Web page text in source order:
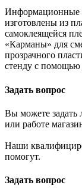
Информационные
изготовлены из
самоклеящейся
«Карманы» для
прозрачного
стенду с помощью
Задать вопрос
Вы можете задать
или работе
Наши
помогут.
Задать вопрос